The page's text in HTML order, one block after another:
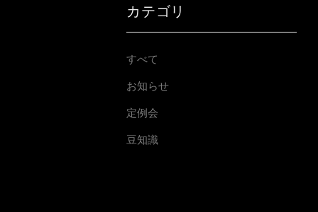
カテゴリ
すべて
お知らせ
定例会
豆知識